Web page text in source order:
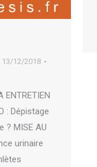
13/12/2018
ENTRETIEN
: Dépistage
? MISE AU
urinaire